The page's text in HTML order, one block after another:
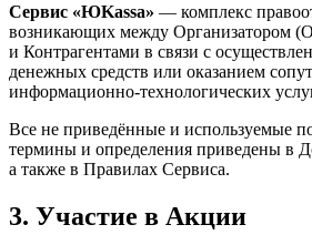
Сервис «ЮKassa» — комплекс
возникающих между Организатором
и Контрагентами в связи с
денежных средств или оказанием
информационно-технологических
Все не приведённые и используемые
термины и определения приведены в
а также в Правилах Сервиса.
3. Участие в Акции